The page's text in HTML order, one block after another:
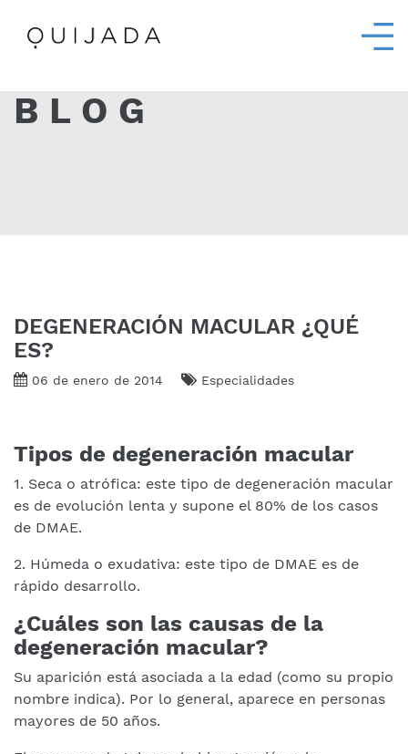
BLOG
DEGENERACIÓN MACULAR ¿QUÉ
ES?
06 de enero de 2014 Especialidades
Tipos de degeneración macular
1. Seca o atrófica: este tipo de degeneración macular
es de evolución lenta y supone el 80% de los casos
de DMAE.
2. Húmeda o exudativa: este tipo de DMAE es de
rápido desarrollo.
¿Cuáles son las causas de la
degeneración macular?
Su aparición está asociada a la edad (como su propio
nombre indica). Por lo general, aparece en personas
mayores de 50 años.